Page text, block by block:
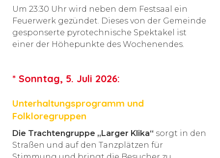
Um 23:30 Uhr wird neben dem Festsaal ein
Feuerwerk gezündet. Dieses von der Gemeinde
gesponserte pyrotechnische Spektakel ist
einer der Höhepunkte des Wochenendes.
* Sonntag, 5. Juli 2026:
Unterhaltungsprogramm und
Folkloregruppen
Die Trachtengruppe „Larger Klika“ sorgt in den
Straßen und auf den Tanzplätzen für